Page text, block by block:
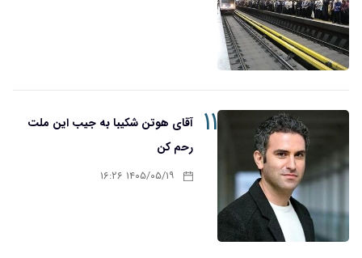
۱۱
آقای هوتن شکیبا به جیب این ملت
رحم کن
۱۴۰۵/۰۵/۱۹ ۱۶:۲۶